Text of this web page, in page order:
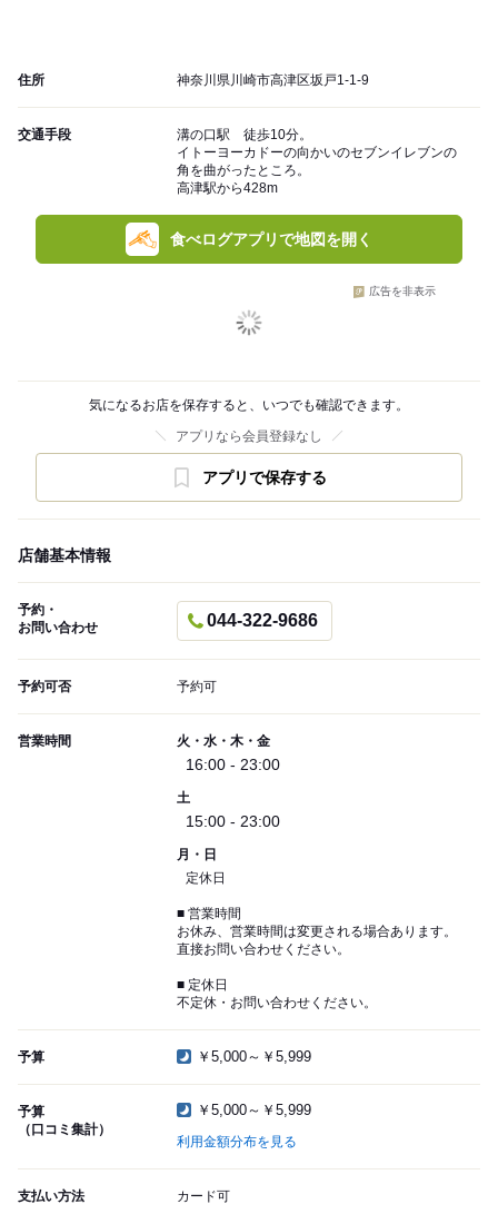
住所 神奈川県川崎市高津区坂戸1-1-9
交通手段
溝の口駅 徒歩10分。
イトーヨーカドーの向かいのセブンイレブンの
角を曲がったところ。
高津駅から428m
食べログアプリで地図を開く
広告を非表示
気になるお店を保存すると、いつでも確認できます。
アプリなら会員登録なし
アプリで保存する
店舗基本情報
予約・
お問い合わせ
044-322-9686
予約可否 予約可
営業時間 火・水・木・金
16:00 - 23:00
土
15:00 - 23:00
月・日
定休日
■ 営業時間
お休み、営業時間は変更される場合あります。
直接お問い合わせください。
■ 定休日
不定休・お問い合わせください。
予算 ￥5,000～￥5,999
予算
（口コミ集計）
￥5,000～￥5,999
利用金額分布を見る
支払い方法 カード可